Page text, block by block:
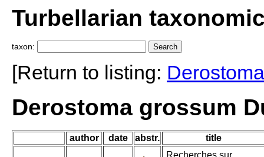
Turbellarian
taxon:
[Return to listing: Derostoma
Derostoma grossum
author date abstr. title